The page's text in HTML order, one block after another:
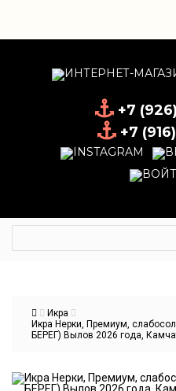
+7
+7
Икра
Икра Нерки, Премиум,
БЕРЕГ) Вылов 2026 года,